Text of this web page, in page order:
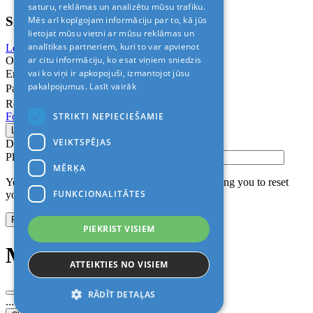
Sign In
Login with Facebook Login with Google
Or
Email
Password
Remember me
Forgot Password?
Don’t have an account?
Please confirm login email below
You will receive an email containing a link allowing you to reset
your password to a new preferred one.
Modal title
...
saturu, reklāmas un analizētu mūsu trafiku.
Mēs arī kopīgojam informāciju par to, kā jūs
lietojat mūsu vietni ar mūsu reklāmas un
analītikas partneriem, kuri to var apvienot
ar citu informāciju, ko esat viņiem sniedzis
vai ko viņi ir apkopojuši, izmantojot jūsu
pakalpojumus. Lasīt vairāk
STRIKTI NEPIECIEŠAMIE
VEIKTSPĒJAS
MĒRĶA
FUNKCIONALITĀTES
PIEKRIST VISIEM
ATTEIKTIES NO VISIEM
RĀDĪT DETAĻAS